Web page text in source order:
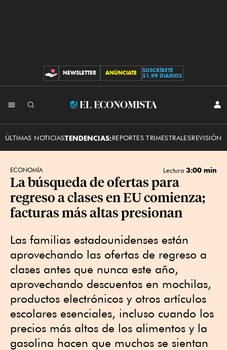
CONTRIBUCIONES
NEWSLETTER ANÚNCIATE
SUSCRÍBETE
$1.99 DIARIOS
El
ÚLTIMAS NOTICIASTENDENCIAS:REPORTES TRIMESTRALESREVISIÓN
ECONOMÍA Lectura 3:00 min
La búsqueda de ofertas para
regreso a clases en EU comienza;
facturas más altas presionan
Las familias estadounidenses están
aprovechando las ofertas de regreso a
clases antes que nunca este año,
aprovechando descuentos en mochilas,
productos electrónicos y otros artículos
escolares esenciales, incluso cuando los
precios más altos de los alimentos y la
gasolina hacen que muchos se sientan